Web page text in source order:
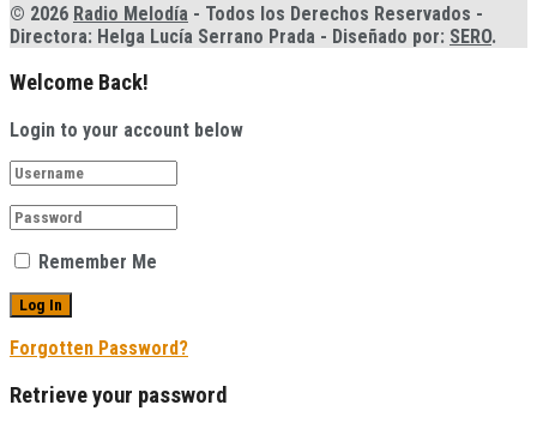
© 2026 Radio Melodía - Todos los Derechos Reservados -
Directora: Helga Lucía Serrano Prada - Diseñado por: SERO.
Welcome Back!
Login to your account below
Remember Me
Forgotten Password?
Retrieve your password